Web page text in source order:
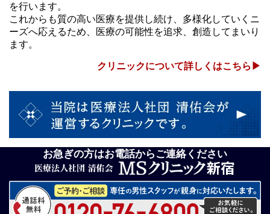
を行います。
これからも質の高い医療を提供し続け、多様化していくニ
ーズへ応えるため、医療の可能性を追求、創造してまいり
ます。
クリニックについて詳しくはこちら▶
お急ぎの方はお電話からご連絡ください